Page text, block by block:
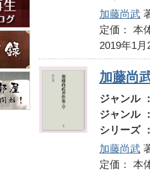
加藤尚武
定価：
2019年1月
加藤尚
ジャンル
ジャンル
シリーズ
加藤尚武
定価：